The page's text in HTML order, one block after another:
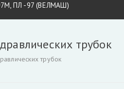
ПЛ -97 (ВЕЛМАШ)
/ Атлант 90, 100
трубок
трубок